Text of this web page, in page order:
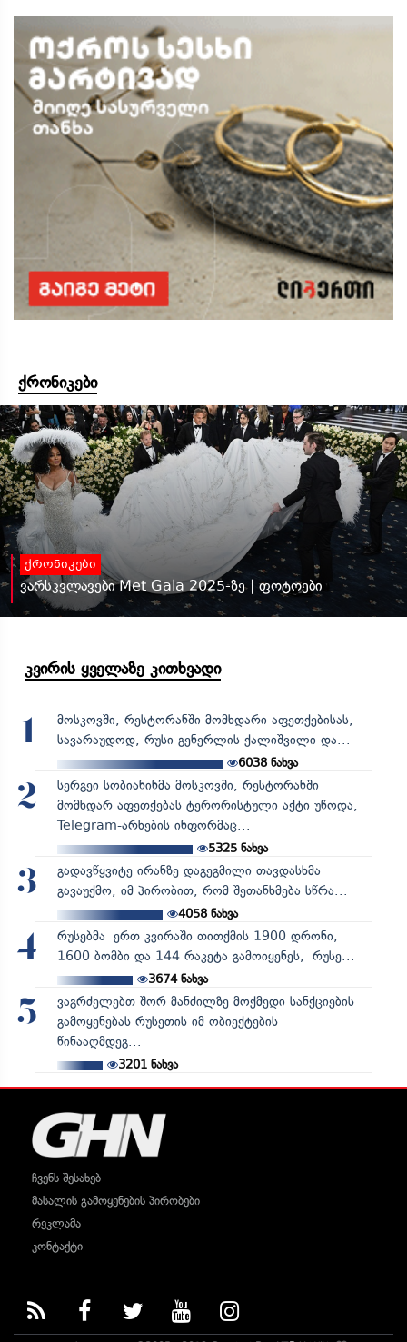
ქრონიკები
ქრონიკები
ვარსკვლავები Met Gala 2025-ზე | ფოტოები
კვირის ყველაზე კითხვადი
1
მოსკოვში, რესტორანში მომხდარი აფეთქებისას,
სავარაუდოდ, რუსი გენერლის ქალიშვილი და...
6038 ნახვა
2
სერგეი სობიანინმა მოსკოვში, რესტორანში
მომხდარ აფეთქებას ტერორისტული აქტი უწოდა,
Telegram-არხების ინფორმაც...
5325ნახვა
3
გადავწყვიტე ირანზე დაგეგმილი თავდასხმა
გავაუქმო, იმ პირობით, რომ შეთანხმება სწრა...
4058ნახვა
4
რუსებმა ერთ კვირაში თითქმის 1900 დრონი,
1600 ბომბი და 144 რაკეტა გამოიყენეს, რუსე...
3674ნახვა
5
ვაგრძელებთ შორ მანძილზე მოქმედი სანქციების
გამოყენებას რუსეთის იმ ობიექტების
წინააღმდეგ...
3201ნახვა
ჩვენს შესახებ
მასალის გამოყენების პირობები
რეკლამა
კონტაქტი